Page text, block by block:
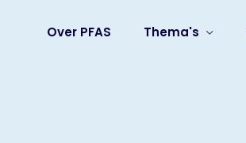
Over PFAS Thema's